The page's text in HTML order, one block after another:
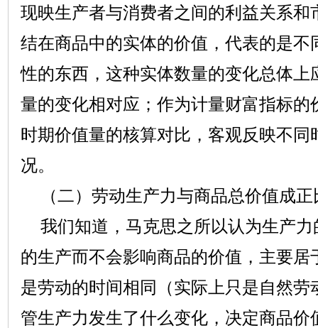
现映生产者与消费者之间的利益关系和
结在商品中的实体的价值，代表的是不
性的东西，这种实体数量的变化总体上
量的变化相对应；作为计量财富指标的
时期价值量的核算对比，客观反映不同
况。
（二）劳动生产力与商品总价值成正
我们知道，马克思之所以认为生产力
的生产而不会影响商品的价值，主要居
是劳动的时间相同（实际上只是自然劳
管生产力发生了什么变化，决定商品价